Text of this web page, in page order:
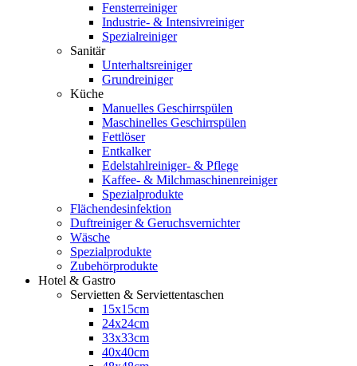
Fensterreiniger
Industrie- & Intensivreiniger
Spezialreiniger
Sanitär
Unterhaltsreiniger
Grundreiniger
Küche
Manuelles Geschirrspülen
Maschinelles Geschirrspülen
Fettlöser
Entkalker
Edelstahlreiniger- & Pflege
Kaffee- & Milchmaschinenreiniger
Spezialprodukte
Flächendesinfektion
Duftreiniger & Geruchsvernichter
Wäsche
Spezialprodukte
Zubehörprodukte
Hotel & Gastro
Servietten & Serviettentaschen
15x15cm
24x24cm
33x33cm
40x40cm